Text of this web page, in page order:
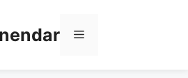
Menu